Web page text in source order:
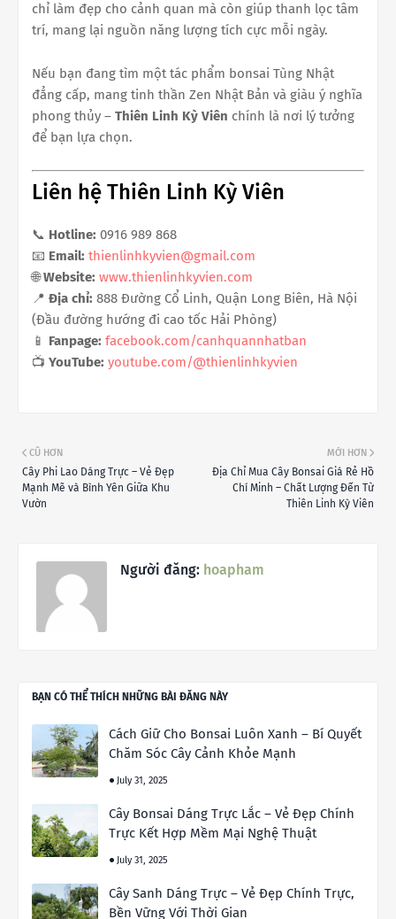
chỉ làm đẹp cho cảnh quan mà còn giúp thanh lọc tâm
trí, mang lại nguồn năng lượng tích cực mỗi ngày.
Nếu bạn đang tìm một tác phẩm bonsai Tùng Nhật
đẳng cấp, mang tinh thần Zen Nhật Bản và giàu ý nghĩa
phong thủy – Thiên Linh Kỳ Viên chính là nơi lý tưởng
để bạn lựa chọn.
Liên hệ Thiên Linh Kỳ Viên
📞 Hotline: 0916 989 868
📧 Email: thienlinhkyvien@gmail.com
🌐Website: www.thienlinhkyvien.com
📍 Địa chỉ: 888 Đường Cổ Linh, Quận Long Biên, Hà Nội
(Đầu đường hướng đi cao tốc Hải Phòng)
📱 Fanpage: facebook.com/canhquannhatban
📺 YouTube: youtube.com/@thienlinhkyvien
MỚI HƠN
Địa Chỉ Mua Cây Bonsai Giá Rẻ Hồ
Chí Minh – Chất Lượng Đến Từ
Thiên Linh Kỳ Viên
CŨ HƠN
Cây Phi Lao Dáng Trực – Vẻ Đẹp
Mạnh Mẽ và Bình Yên Giữa Khu
Vườn
Người đăng: hoapham
BẠN CÓ THỂ THÍCH NHỮNG BÀI ĐĂNG NÀY
Cách Giữ Cho Bonsai Luôn Xanh – Bí Quyết
Chăm Sóc Cây Cảnh Khỏe Mạnh
July 31, 2025
Cây Bonsai Dáng Trực Lắc – Vẻ Đẹp Chính
Trực Kết Hợp Mềm Mại Nghệ Thuật
July 31, 2025
Cây Sanh Dáng Trực – Vẻ Đẹp Chính Trực,
Bền Vững Với Thời Gian